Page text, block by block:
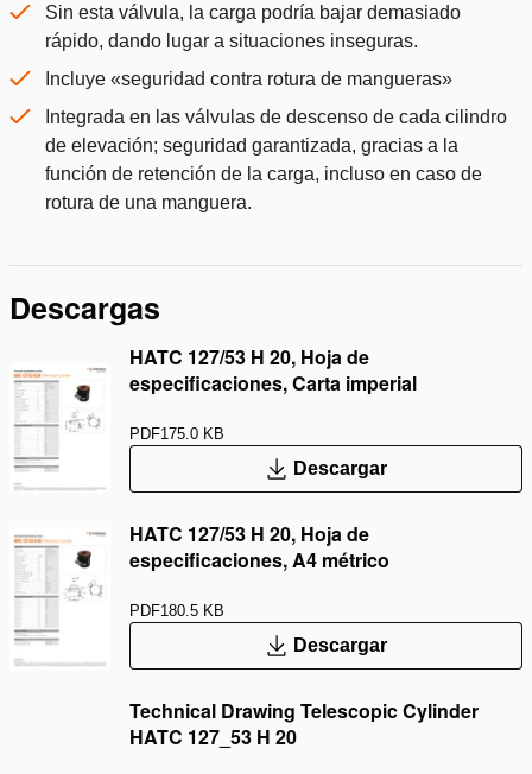
Sin esta válvula, la carga podría bajar demasiado
rápido, dando lugar a situaciones inseguras.
Incluye «seguridad contra rotura de mangueras»
Integrada en las válvulas de descenso de cada cilindro
de elevación; seguridad garantizada, gracias a la
función de retención de la carga, incluso en caso de
rotura de una manguera.
Descargas
HATC 127/53 H 20, Hoja de
especificaciones, Carta imperial
PDF175.0 KB
Descargar
HATC 127/53 H 20, Hoja de
especificaciones, A4 métrico
PDF180.5 KB
Descargar
Technical Drawing Telescopic Cylinder
HATC 127_53 H 20